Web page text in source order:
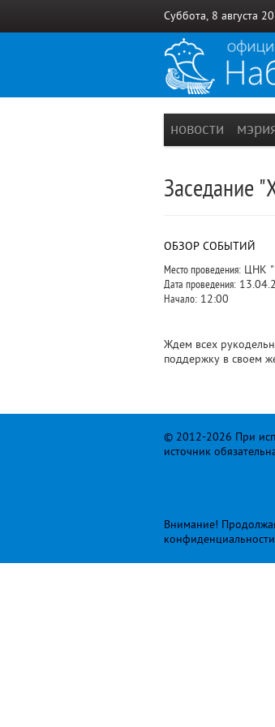
Суббота, 8 августа
новости
Заседание
ОБЗОР СОБЫТИЙ
Место проведения: ЦНК
Дата проведения:
Начало: 12:00
Ждем всех
поддержку в своем
© 2012-2026 При
источник
Внимание!
конфиденциальности